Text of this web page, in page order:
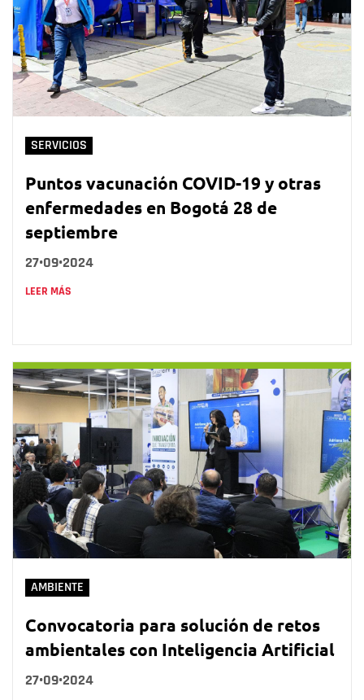
SERVICIOS
Puntos vacunación COVID-19 y otras
enfermedades en Bogotá 28 de
septiembre
27•09•2024
LEER MÁS
AMBIENTE
Convocatoria para solución de retos
ambientales con Inteligencia Artificial
27•09•2024